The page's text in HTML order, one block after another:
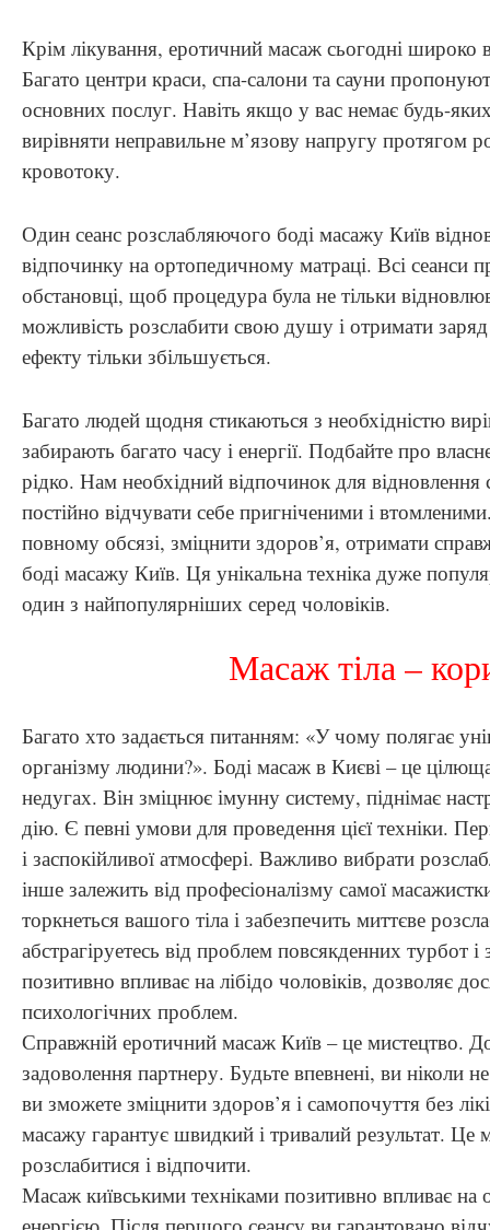
Крім лікування, еротичний масаж сьогодні
Багато центри краси, спа-салони та сауни
основних послуг. Навіть якщо у вас немає будь-
вирівняти неправильне м’язову напругу протягом
кровотоку.
Один сеанс розслабляючого боді масажу Київ
відпочинку на ортопедичному матраці. Всі сеанси
обстановці, щоб процедура була не тільки
можливість розслабити свою душу і отримати
ефекту тільки збільшується.
Багато людей щодня стикаються з необхідністю
забирають багато часу і енергії. Подбайте про
рідко. Нам необхідний відпочинок для
постійно відчувати себе пригніченими і
повному обсязі, зміцнити здоров’я, отримати
боді масажу Київ. Ця унікальна техніка дуже
один з найпопулярніших серед чоловіків.
Масаж тіла –
Багато хто задається питанням: «У чому полягає
організму людини?». Боді масаж в Києві – це
недугах. Він зміцнює імунну систему, піднімає
дію. Є певні умови для проведення цієї техніки.
і заспокійливої ​​атмосфері. Важливо вибрати
інше залежить від професіоналізму самої
торкнеться вашого тіла і забезпечить миттєве
абстрагіруетесь від проблем повсякденних турбот
позитивно впливає на лібідо чоловіків, дозволяє
психологічних проблем.
Справжній еротичний масаж Київ – це мистецтво.
задоволення партнеру. Будьте впевнені, ви ніколи
ви зможете зміцнити здоров’я і самопочуття без
масажу гарантує швидкий і тривалий результат. Це
розслабитися і відпочити.
Масаж київськими техніками позитивно впливає